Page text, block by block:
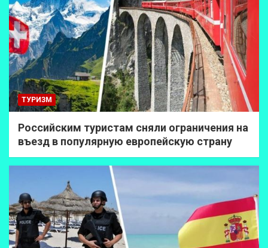
ТУРИЗМ
Российским туристам сняли ограничения на
въезд в популярную европейскую страну